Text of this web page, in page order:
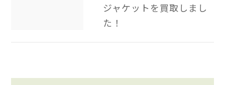
ジャケットを買取しまし
た！